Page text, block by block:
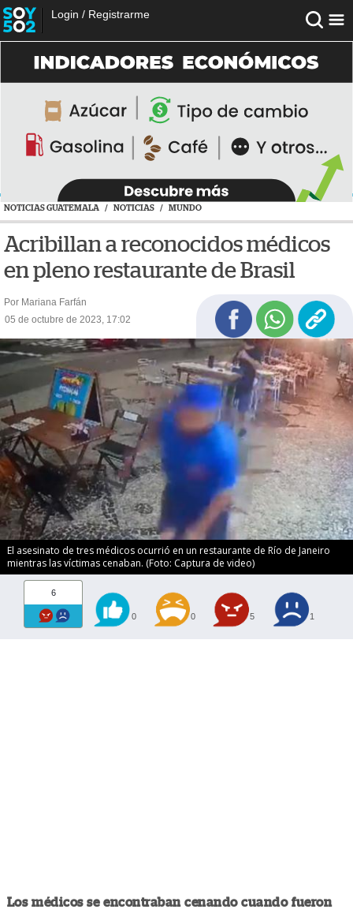
Login / Registrarme
NOTICIAS GUATEMALA / NOTICIAS / MUNDO
Acribillan a reconocidos médicos
en pleno restaurante de Brasil
Por Mariana Farfán
05 de octubre de 2023, 17:02
El asesinato de tres médicos ocurrió en un restaurante de Río de Janeiro
mientras las víctimas cenaban. (Foto: Captura de video)
6
0 0 5 1
Los médicos se encontraban cenando cuando fueron